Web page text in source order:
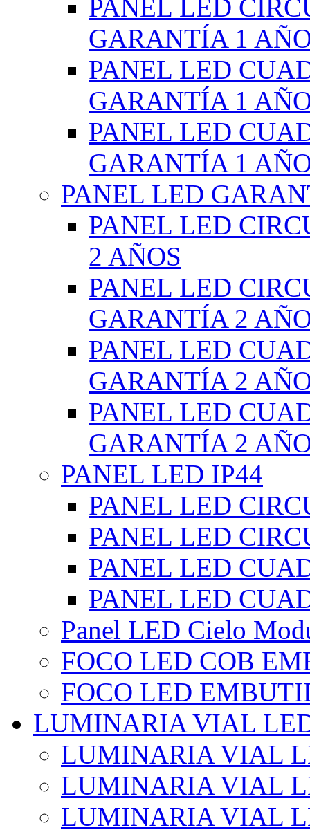
PANEL LED
GARANTÍA 1
PANEL LED
GARANTÍA 1
PANEL LED
GARANTÍA 1
PANEL LED
PANEL LED
2 AÑOS
PANEL LED
GARANTÍA 2
PANEL LED
GARANTÍA 2
PANEL LED
GARANTÍA 2
PANEL LED IP44
PANEL LED
PANEL LED
PANEL LED
PANEL LED
Panel LED Cielo
FOCO LED COB
FOCO LED
LUMINARIA VIAL
LUMINARIA VIAL
LUMINARIA VIAL
LUMINARIA VIAL